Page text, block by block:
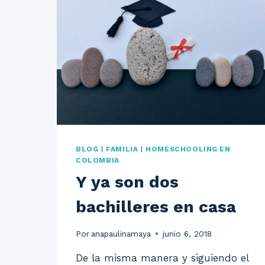
BLOG FAMILIA
HOMESCHOOLING EN
COLOMBIA
Y ya son dos
bachilleres en casa
Por anapaulinamaya junio 6, 2018
De la misma manera y siguiendo el